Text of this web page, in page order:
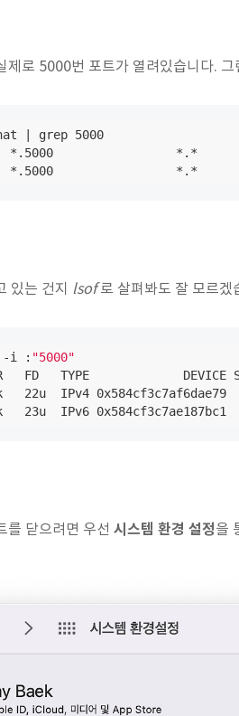
제로 5000번 포트가 열려있습니다.
| grep 5000
*.5000                 *.*
*.5000                 *.*
있는 건지 lsof로 살펴봐도 잘 모르겠
-i : "5000"
FD   TYPE             DEVICE
22u  IPv4 0x584cf3c7af6dae79
23u  IPv6
를 닫으려면 우선 시스템 환경 설정을